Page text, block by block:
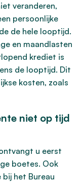
veranderen,
persoonlijke
de hele looptijd.
en maandlasten
krediet is
de looptijd. Dit
kosten, zoals
niet op tijd
u eerst
boetes. Ook
het Bureau